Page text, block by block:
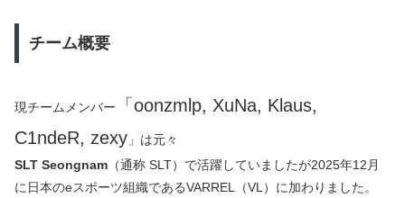
チーム概要
現チームメンバー
「oonzmlp, XuNa, Klaus,
C1ndeR, zexy 」は元々
SLT Seongnam （通称 SLT）で活躍していましたが2025年12月
に日本のeスポーツ組織であるVARREL（VL）に加わりました。